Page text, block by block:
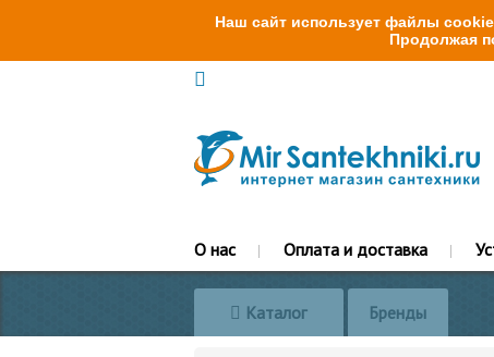
Наш сайт использует файлы
Продолжая
О нас Оплата и доставка
Каталог Бренды